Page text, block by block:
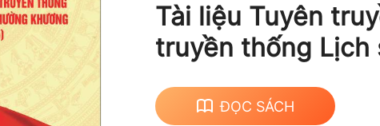
Tài liệu Tuyên
truyền thống Lịch
huyện Mường
2025)ĐỌC SÁCH